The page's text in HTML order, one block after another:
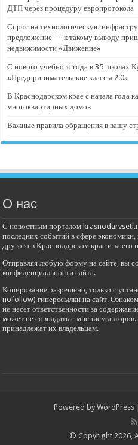
ДТП через процедуру европротокола
Спрос на технологическую
предложение — к такому выводу
недвижимости «Движение»
С нового учебного года в 35 школах
«Предпринимательские классы 2.0»
В Краснодарском крае с начала года
многоквартирных домов
Важные правила обращения в вашу
О нас
С новостным порталом
последних событий в сфере
другого в Краснодарском крае и за его
Отправляя любую форму на сайте, вы
конфиденциальности сайта.
Копирование разрешено, только с
nofollow) гиперссылки на сайт.
не несет ответственности за
может не совпадать с мнением
принадлежат их владельцам.
Powered by WordPress
© Copyright 2026,